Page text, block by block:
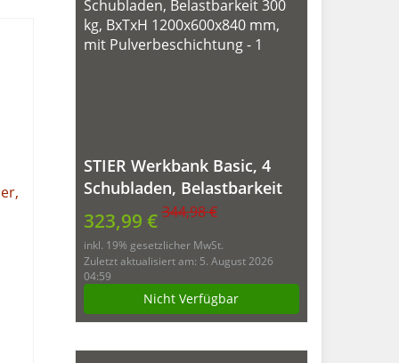
STIER Werkbank Basic, 4
Schubladen, Belastbarkeit
300 kg, BxTxH
1200x600x840 mm, mit
Pulverbeschichtung
323,99 €344,98 €
inkl. 19% gesetzlicher MwSt.
Zuletzt aktualisiert am: 5. August 2026
04:59
Nicht Verfügbar